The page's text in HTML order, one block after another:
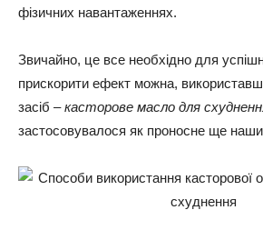
фізичних навантаженнях.
Звичайно, це все необхідно для
прискорити ефект можна,
засіб –касторове масло для
застосовувалося як проносне ще